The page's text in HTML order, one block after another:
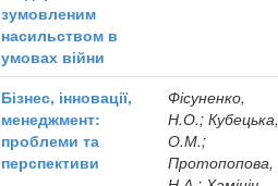
зумовленим
насильством в
умовах війни
Бізнес, інновації,
менеджмент:
проблеми та
перспективи
Фісуненко,
Н.О.; Кубецька,
О.М.;
Протопопова,